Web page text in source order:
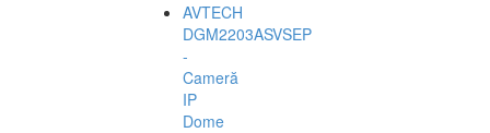
AVTECH
DGM2203ASVSEP
-
Cameră
IP
Dome